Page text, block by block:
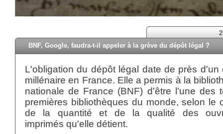
BNF, Google, faudra-t-il appeler à la grève du dépôt légal ?
L'obligation du dépôt légal date de près d'un
millénaire en France. Elle a permis à la
nationale de France (BNF) d'être l'une des
premières bibliothèques du monde, selon le
de la quantité et de la qualité des
imprimés qu'elle détient.